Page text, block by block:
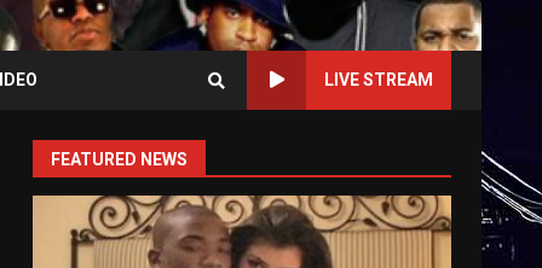
LIVE STREAM
FEATURED NEWS